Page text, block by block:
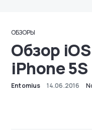
ОБЗОРЫ
Обзор
iPhone 5S
Entomius 14.06.2016